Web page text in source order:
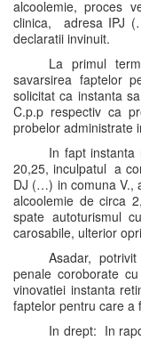
alcoolemie, proces
clinica, adresa IPJ
declaratii invinuit.
La primul
savarsirea faptelor
solicitat ca instanta
C.p.p respectiv ca
probelor administrate
In fapt
20,25, inculpatul a
DJ (…) in comuna V.,
alcoolemie de circa
spate autoturismul
carosabile, ulterior
Asadar,
penale coroborate
vinovatiei instanta
faptelor pentru care a
In drept: In